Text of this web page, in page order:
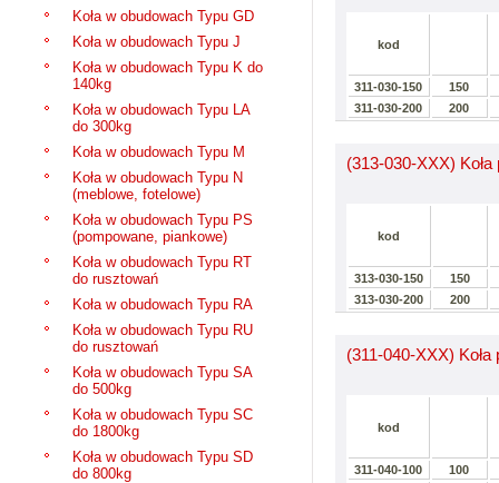
Koła w obudowach Typu GD
Koła w obudowach Typu J
Koła w obudowach Typu K do
140kg
Koła w obudowach Typu LA
do 300kg
Koła w obudowach Typu M
Koła w obudowach Typu N
(meblowe, fotelowe)
Koła w obudowach Typu PS
(pompowane, piankowe)
Koła w obudowach Typu RT
do rusztowań
Koła w obudowach Typu RA
Koła w obudowach Typu RU
do rusztowań
Koła w obudowach Typu SA
do 500kg
Koła w obudowach Typu SC
do 1800kg
Koła w obudowach Typu SD
do 800kg
kod
311-030-150
150
311-030-200
200
(313-030-XXX)
kod
313-030-150
150
313-030-200
200
(311-040-XXX)
kod
311-040-100
100